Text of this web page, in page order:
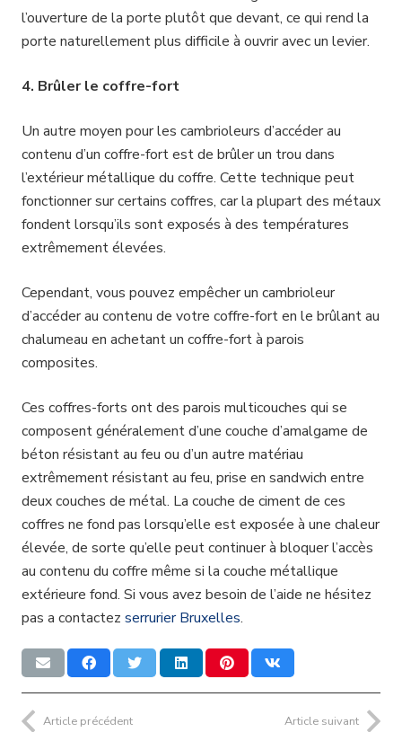
l’ouverture de la porte plutôt que devant, ce qui rend la
porte naturellement plus difficile à ouvrir avec un levier.
4. Brûler le coffre-fort
Un autre moyen pour les cambrioleurs d’accéder au
contenu d’un coffre-fort est de brûler un trou dans
l’extérieur métallique du coffre. Cette technique peut
fonctionner sur certains coffres, car la plupart des métaux
fondent lorsqu’ils sont exposés à des températures
extrêmement élevées.
Cependant, vous pouvez empêcher un cambrioleur
d’accéder au contenu de votre coffre-fort en le brûlant au
chalumeau en achetant un coffre-fort à parois
composites.
Ces coffres-forts ont des parois multicouches qui se
composent généralement d’une couche d’amalgame de
béton résistant au feu ou d’un autre matériau
extrêmement résistant au feu, prise en sandwich entre
deux couches de métal. La couche de ciment de ces
coffres ne fond pas lorsqu’elle est exposée à une chaleur
élevée, de sorte qu’elle peut continuer à bloquer l’accès
au contenu du coffre même si la couche métallique
extérieure fond. Si vous avez besoin de l’aide ne hésitez
pas a contactez serrurier Bruxelles.
Article précédent Article suivant